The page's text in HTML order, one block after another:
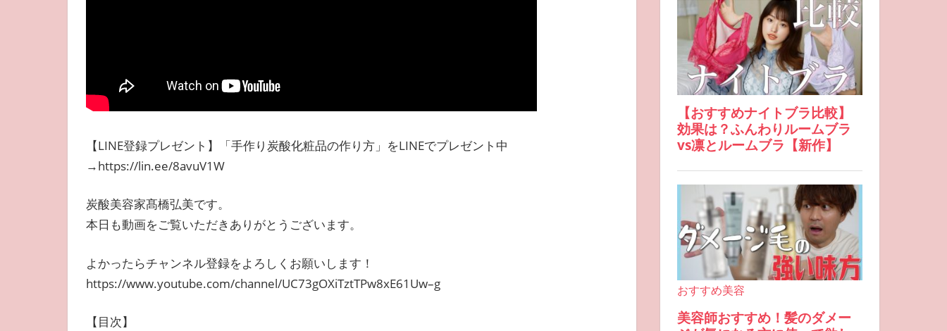
【LINE登録プレゼント】「手作り炭酸化粧品の作り方」をLINEでプレゼント中
→https://lin.ee/8avuV1W
炭酸美容家髙橋弘美です。
本日も動画をご覧いただきありがとうございます。
よかったらチャンネル登録をよろしくお願いします！
https://www.youtube.com/channel/UC73gOXiTztTPw8xE61Uw–g
【目次】